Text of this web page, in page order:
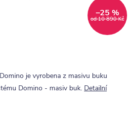
od 10 890 Kč
–25 %
je vyrobena z masivu buku
Domino - masiv buk. Detailní